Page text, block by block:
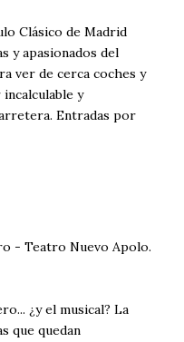
Clásico de Madrid
y apasionados del
ver de cerca coches y
y
Entradas por
- Teatro Nuevo Apolo.
¿y el musical? La
que quedan